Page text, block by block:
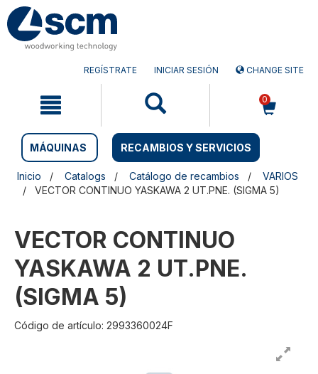
Saltar
contenido
Saltar
menú
REGÍSTRATE INICIAR SESIÓN CHANGE SITE
0
MÁQUINAS RECAMBIOS Y SERVICIOS
Inicio Catalogs Catálogo de recambios
VARIOS
VECTOR CONTINUO YASKAWA 2 UT.PNE. (SIGMA 5)
VECTOR CONTINUO
YASKAWA 2 UT.PNE.
(SIGMA 5)
Código de artículo: 2993360024F